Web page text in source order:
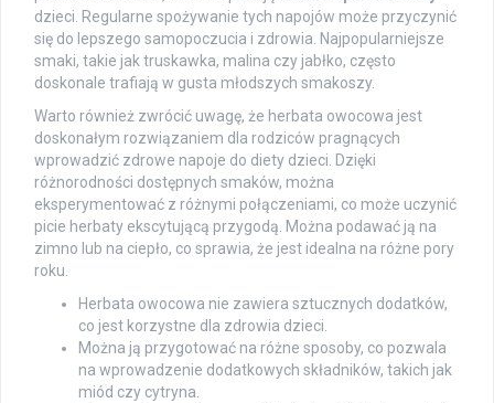
dzieci. Regularne spożywanie tych napojów może przyczynić
się do lepszego samopoczucia i zdrowia. Najpopularniejsze
smaki, takie jak truskawka, malina czy jabłko, często
doskonale trafiają w gusta młodszych smakoszy.
Warto również zwrócić uwagę, że herbata owocowa jest
doskonałym rozwiązaniem dla rodziców pragnących
wprowadzić zdrowe napoje do diety dzieci. Dzięki
różnorodności dostępnych smaków, można
eksperymentować z różnymi połączeniami, co może uczynić
picie herbaty ekscytującą przygodą. Można podawać ją na
zimno lub na ciepło, co sprawia, że jest idealna na różne pory
roku.
Herbata owocowa nie zawiera sztucznych dodatków,
co jest korzystne dla zdrowia dzieci.
Można ją przygotować na różne sposoby, co pozwala
na wprowadzenie dodatkowych składników, takich jak
miód czy cytryna.